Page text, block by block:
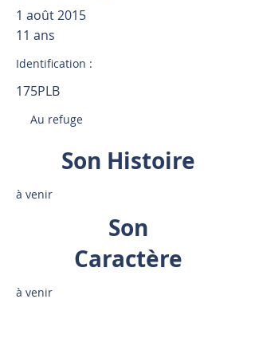
1 août 2015
11 ans
Identification :
175PLB
Au refuge
Son Histoire
à venir
Son
Caractère
à venir